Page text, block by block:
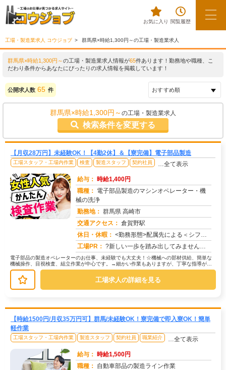
お気に入り 閲覧履歴
工場・製造業求人 コウジョブ 群馬県×時給1,300円～の工場・製造業求人
群馬県×時給1,300円～の工場・製造業求人情報が65件あります！勤務地や職種、こ
だわり条件からあなたにぴったりの求人情報を掲載しています！
公開求人数 65 件
群馬県×時給1,300円～ の工場・製造業求人
検索条件を変更する
【月収28万円】未経験OK！【4勤2休】＆【寮完備】電子部品製造
工場スタッフ・工場内作業 検査 製造スタッフ 契約社員 …全て表示
給与： 時給1,400円
職種： 電子部品製造のマシンオペレーター・機
械の洗浄
勤務地： 群馬県 高崎市
交通アクセス： 倉賀野駅
休日・休暇： <勤務形態>配属先による＜シフト＞4勤2休＜休日＞工場カレンダーによる
工場PR： ?新しい一歩を踏み出してみませんか？?株式会社京栄センターでは、未経験者の方も安心してスタートできる環境です！☆学...
電子部品の製造オペレーターのお仕事、未経験でも大丈夫！☆機械への部材供給、簡単な
機械操作、目視検査、組立作業が中心です。→細かい作業もありますが、丁寧な指導があ
るので安心です！☆学歴・経験・資格...
工場求人の詳細を見る
【時給1500円/月収35万円可】群馬/未経験OK！寮完備で即入寮OK！簡単
軽作業
工場スタッフ・工場内作業 製造スタッフ 契約社員 職業紹介 …全て表示
給与： 時給1,500円
職種： 自動車部品の製造ライン作業